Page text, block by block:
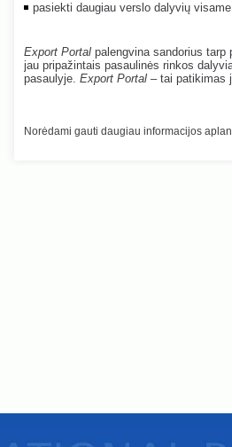
pasiekti daugiau verslo dalyvių
Export Portal palengvina sandorius
jau pripažintais pasaulinės rinkos
pasaulyje. Export Portal – tai patikimas
Norėdami gauti daugiau informacijos